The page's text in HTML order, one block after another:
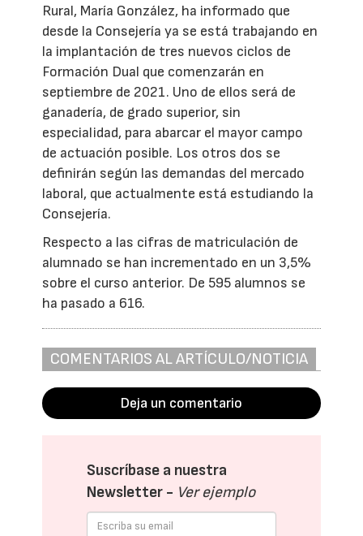
Rural, María González, ha informado que
desde la Consejería ya se está trabajando en
la implantación de tres nuevos ciclos de
Formación Dual que comenzarán en
septiembre de 2021. Uno de ellos será de
ganadería, de grado superior, sin
especialidad, para abarcar el mayor campo
de actuación posible. Los otros dos se
definirán según las demandas del mercado
laboral, que actualmente está estudiando la
Consejería.
Respecto a las cifras de matriculación de
alumnado se han incrementado en un 3,5%
sobre el curso anterior. De 595 alumnos se
ha pasado a 616.
COMENTARIOS AL ARTÍCULO/NOTICIA
Deja un comentario
Suscríbase a nuestra
Newsletter - Ver ejemplo